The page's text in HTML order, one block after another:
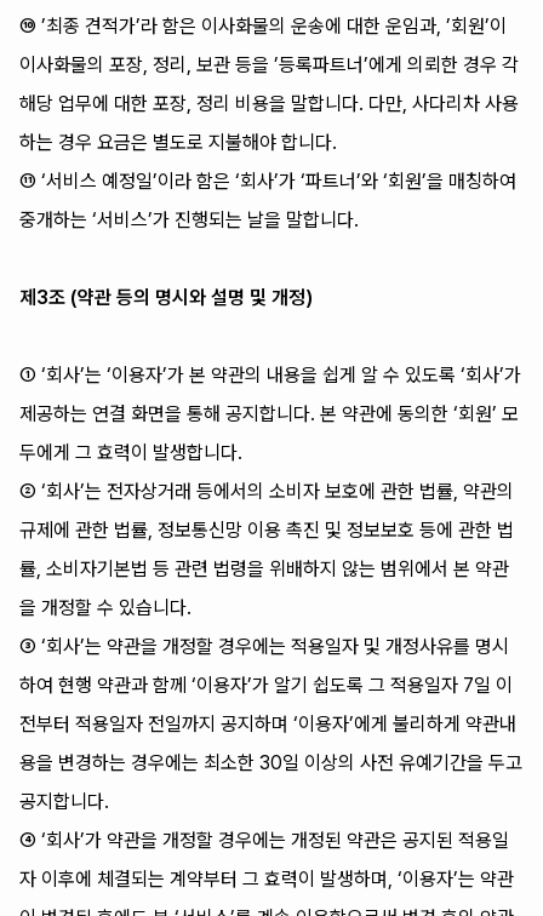
⑩ ’최종 견적가’라 함은 이사화물의 운송에 대한 운임과, ’회원’이
이사화물의 포장, 정리, 보관 등을 ’등록파트너’에게 의뢰한 경우 각
해당 업무에 대한 포장, 정리 비용을 말합니다. 다만, 사다리차 사용
하는 경우 요금은 별도로 지불해야 합니다.
⑪ ‘서비스 예정일’이라 함은 ‘회사’가 ‘파트너’와 ‘회원’을 매칭하여
중개하는 ‘서비스’가 진행되는 날을 말합니다.
제3조 (약관 등의 명시와 설명 및 개정)
① ‘회사’는 ‘이용자’가 본 약관의 내용을 쉽게 알 수 있도록 ‘회사’가
제공하는 연결 화면을 통해 공지합니다. 본 약관에 동의한 ‘회원’ 모
두에게 그 효력이 발생합니다.
② ‘회사’는 전자상거래 등에서의 소비자 보호에 관한 법률, 약관의
규제에 관한 법률, 정보통신망 이용 촉진 및 정보보호 등에 관한 법
률, 소비자기본법 등 관련 법령을 위배하지 않는 범위에서 본 약관
을 개정할 수 있습니다.
③ ‘회사’는 약관을 개정할 경우에는 적용일자 및 개정사유를 명시
하여 현행 약관과 함께 ‘이용자’가 알기 쉽도록 그 적용일자 7일 이
전부터 적용일자 전일까지 공지하며 ‘이용자’에게 불리하게 약관내
용을 변경하는 경우에는 최소한 30일 이상의 사전 유예기간을 두고
공지합니다.
④ ‘회사’가 약관을 개정할 경우에는 개정된 약관은 공지된 적용일
자 이후에 체결되는 계약부터 그 효력이 발생하며, ‘이용자’는 약관